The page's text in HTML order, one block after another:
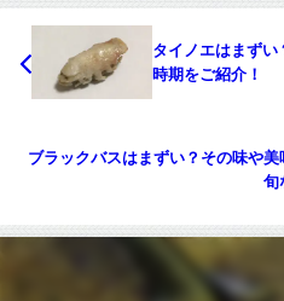
タイノエはまずい
時期をご紹介！
ブラックバスはまずい？その味や美
旬